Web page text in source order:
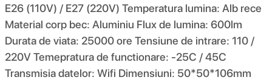
E26 (110V) / E27 (220V) Temperatura lumina: Alb rece
Material corp bec: Aluminiu Flux de lumina: 600lm
Durata de viata: 25000 ore Tensiune de intrare: 110 /
220V Temepratura de functionare: -25C / 45C
Transmisia datelor: Wifi Dimensiuni: 50*50*106mm